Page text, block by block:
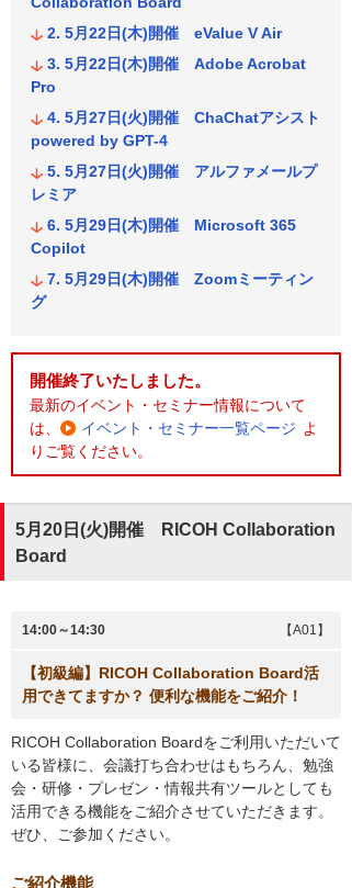
5月22日(木)開催 eValue V Air
5月22日(木)開催 Adobe Acrobat
Pro
5月27日(火)開催 ChaChatアシスト
powered by GPT-4
5月27日(火)開催 アルファメールプ
レミア
5月29日(木)開催 Microsoft 365
Copilot
5月29日(木)開催 Zoomミーティン
グ
開催終了いたしました。
最新のイベント・セミナー情報について
は、
イベント・セミナー一覧ページ よ
りご覧ください。
5月20日(火)開催 RICOH Collaboration
Board
14:00～14:30 【A01】
【初級編】RICOH Collaboration Board活
用できてますか？ 便利な機能をご紹介！
RICOH Collaboration Boardをご利用いただいて
いる皆様に、会議打ち合わせはもちろん、勉強
会・研修・プレゼン・情報共有ツールとしても
活用できる機能をご紹介させていただきます。
ぜひ、ご参加ください。
ご紹介機能